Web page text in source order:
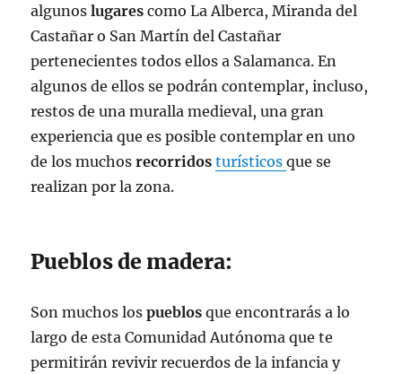
algunoslugares como La Alberca, Miranda del
Castañar o San Martín del Castañar
pertenecientes todos ellos a Salamanca. En
algunos de ellos se podrán contemplar, incluso,
restos de una muralla medieval, una gran
experiencia que es posible contemplar en uno
de los muchosrecorridos turísticosque se
realizan por la zona.
Pueblos de madera:
Son muchos lospueblos que encontrarás a lo
largo de esta Comunidad Autónoma que te
permitirán revivir recuerdos de la infancia y